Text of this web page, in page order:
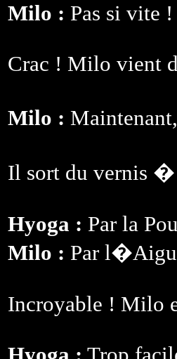
Milo : Pas si vite !
Crac ! Milo vient
Milo :
Il sort du vernis �
Hyoga : Par la
Milo : Par
Incroyable ! Milo